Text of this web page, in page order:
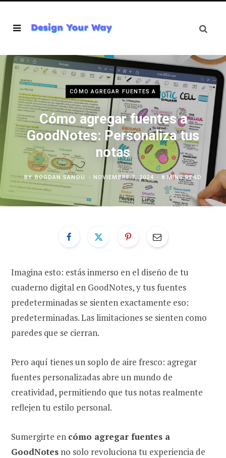
CÓMO AGREGAR FUENTES A
Cómo agregar fuentes a
GoodNotes: Personaliza tus
notas
BYBOGDAN SANDU NOVIEMBRE 7, 2024 8 MINS READ
Imagina esto: estás inmerso en el diseño de tu
cuaderno digital en GoodNotes, y tus fuentes
predeterminadas se sienten exactamente eso:
predeterminadas. Las limitaciones se sienten como
paredes que se cierran.
Pero aquí tienes un soplo de aire fresco: agregar
fuentes personalizadas abre un mundo de
creatividad, permitiendo que tus notas realmente
reflejen tu estilo personal.
Sumergirte en cómo agregar fuentes a
GoodNotes no solo revoluciona tu experiencia de